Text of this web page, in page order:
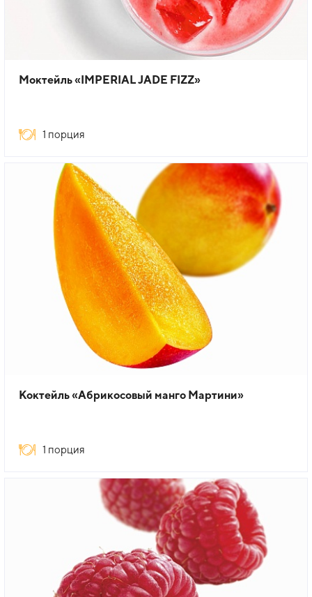
Моктейль «IMPERIAL JADE FIZZ»
1 порция
Коктейль «Абрикосовый манго Мартини»
1 порция